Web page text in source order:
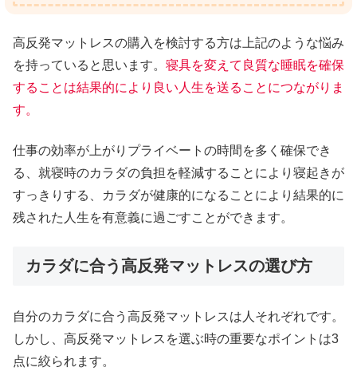
高反発マットレスの購入を検討する方は上記のような悩み
を持っていると思います。 寝具を変えて良質な睡眠を確保
することは結果的により良い人生を送ることにつながりま
す。
仕事の効率が上がりプライベートの時間を多く確保でき
る、就寝時のカラダの負担を軽減することにより寝起きが
すっきりする、カラダが健康的になることにより結果的に
残された人生を有意義に過ごすことができます。
カラダに合う高反発マットレスの選び方
自分のカラダに合う高反発マットレスは人それぞれです。
しかし、高反発マットレスを選ぶ時の重要なポイントは3
点に絞られます。